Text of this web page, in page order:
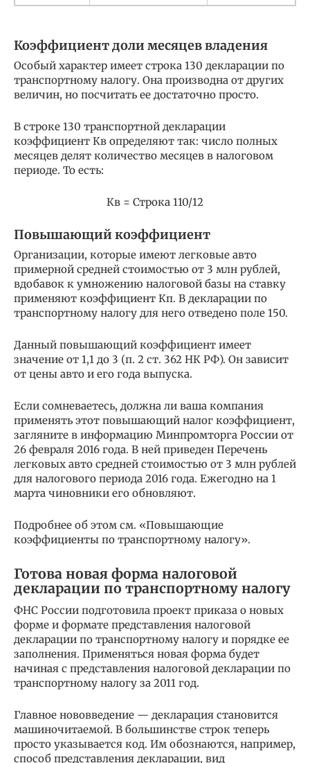
Коэффициент доли месяцев владения
Особый характер имеет строка 130 декларации по
транспортному налогу. Она производна от других
величин, но посчитать ее достаточно просто.
В строке 130 транспортной декларации
коэффициент Кв определяют так: число полных
месяцев делят количество месяцев в налоговом
периоде. То есть:
Кв = Строка 110/12
Повышающий коэффициент
Организации, которые имеют легковые авто
примерной средней стоимостью от 3 млн рублей,
вдобавок к умножению налоговой базы на ставку
применяют коэффициент Кп. В декларации по
транспортному налогу для него отведено поле 150.
Данный повышающий коэффициент имеет
значение от 1,1 до 3 (п. 2 ст. 362 НК РФ). Он зависит
от цены авто и его года выпуска.
Если сомневаетесь, должна ли ваша компания
применять этот повышающий налог коэффициент,
загляните в информацию Минпромторга России от
26 февраля 2016 года. В ней приведен Перечень
легковых авто средней стоимостью от 3 млн рублей
для налогового периода 2016 года. Ежегодно на 1
марта чиновники его обновляют.
Подробнее об этом см. «Повышающие
коэффициенты по транспортному налогу».
Готова новая форма налоговой
декларации по транспортному налогу
ФНС России подготовила проект приказа о новых
форме и формате представления налоговой
декларации по транспортному налогу и порядке ее
заполнения. Применяться новая форма будет
начиная с представления налоговой декларации по
транспортному налогу за 2011 год.
Главное нововведение — декларация становится
машиночитаемой. В большинстве строк теперь
просто указывается код. Им обознаются, например,
способ представления декларации, вид